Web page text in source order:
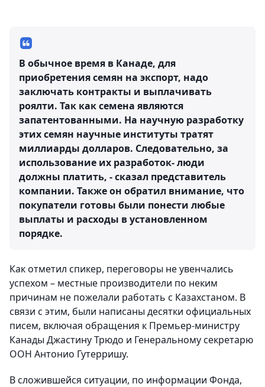
В обычное время в Канаде, для
приобретения семян на экспорт, надо
заключать контракты и выплачивать
роялти. Так как семена являются
запатентованными. На научную разработку
этих семян научные институты тратят
миллиарды долларов. Следовательно, за
использование их разработок- люди
должны платить, - сказал представитель
компании. Также он обратил внимание, что
покупатели готовы были понести любые
выплаты и расходы в установленном
порядке.
Как отметил спикер, переговоры не увенчались
успехом – местные производители по неким
причинам не пожелали работать с Казахстаном. В
связи с этим, были написаны десятки официальных
писем, включая обращения к Премьер-министру
Канады Джастину Трюдо и Генеральному секретарю
ООН Антонио Гутерришу.
В сложившейся ситуации, по информации Фонда,